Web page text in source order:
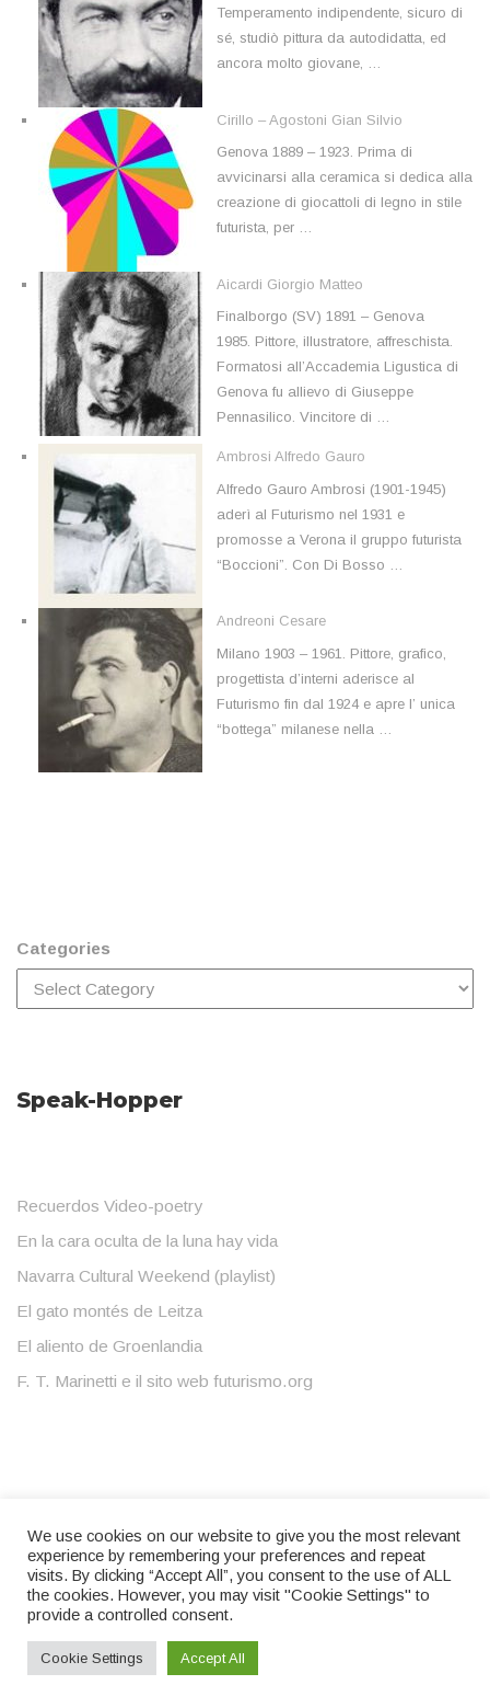
Temperamento indipendente, sicuro di
sé, studiò pittura da autodidatta, ed
ancora molto giovane, …
Cirillo – Agostoni Gian Silvio
Genova 1889 – 1923. Prima di
avvicinarsi alla ceramica si dedica alla
creazione di giocattoli di legno in stile
futurista, per …
Aicardi Giorgio Matteo
Finalborgo (SV) 1891 – Genova
1985. Pittore, illustratore, affreschista.
Formatosi all’Accademia Ligustica di
Genova fu allievo di Giuseppe
Pennasilico. Vincitore di …
Ambrosi Alfredo Gauro
Alfredo Gauro Ambrosi (1901-1945)
aderì al Futurismo nel 1931 e
promosse a Verona il gruppo futurista
“Boccioni”. Con Di Bosso …
Andreoni Cesare
Milano 1903 – 1961. Pittore, grafico,
progettista d’interni aderisce al
Futurismo fin dal 1924 e apre l’ unica
“bottega” milanese nella …
Categories
Speak-Hopper
Recuerdos Video-poetry
En la cara oculta de la luna hay vida
Navarra Cultural Weekend (playlist)
El gato montés de Leitza
El aliento de Groenlandia
F. T. Marinetti e il sito web futurismo.org
We use cookies on our website to give you the most relevant
experience by remembering your preferences and repeat
visits. By clicking “Accept All”, you consent to the use of ALL
the cookies. However, you may visit "Cookie Settings" to
provide a controlled consent.
Cookie Settings Accept All